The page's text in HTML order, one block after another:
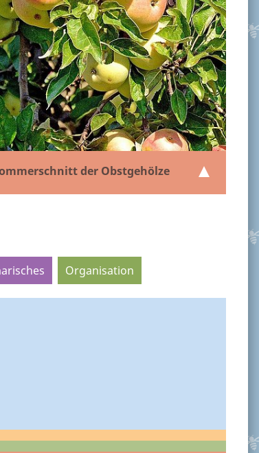
der Obstgehölze
Organisation